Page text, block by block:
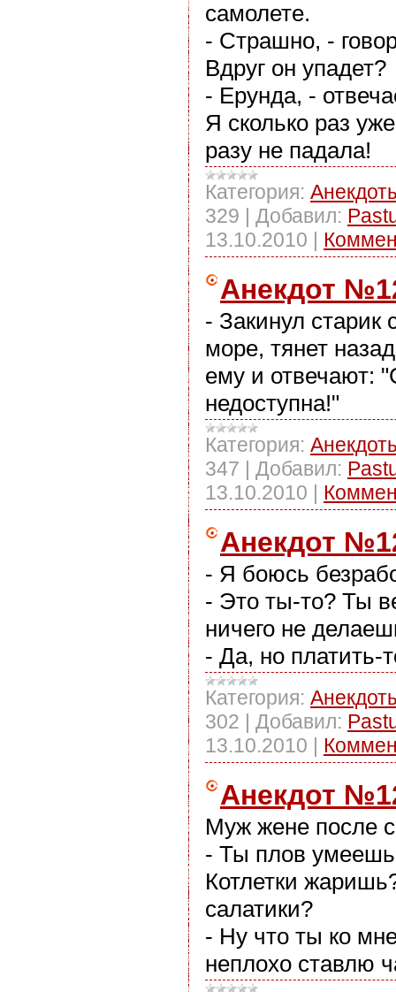
самолете.
- Страшно, -
Вдруг он упадет?
- Ерунда, -
Я сколько раз
разу не падала!
Категория:
329 | Добавил:
13.10.2010 |
Анекдот
- Закинул старик
море, тянет
ему и отвечают:
недоступна!"
Категория:
347 | Добавил:
13.10.2010 |
Анекдот
- Я боюсь
- Это ты-то? Ты
ничего не
- Да, но платить-
Категория:
302 | Добавил:
13.10.2010 |
Анекдот
Муж жене после
- Ты плов умеешь
Котлетки
салатики?
- Ну что ты ко
неплохо ставлю